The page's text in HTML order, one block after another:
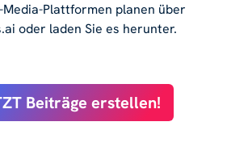
Media-Plattformen planen über
oder laden Sie es herunter.
Beiträge erstellen!